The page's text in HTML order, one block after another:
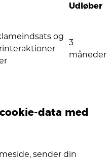
Udløber
og
3
måneder
data med
sender din